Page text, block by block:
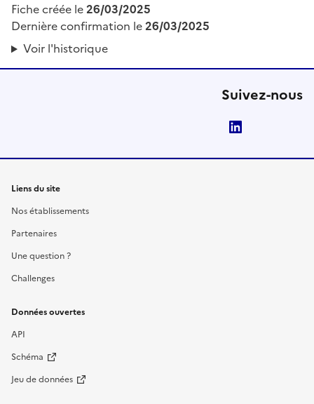
Fiche créée le26/03/2025
Dernière confirmation le26/03/2025
Voir l'historique
Suivez-nous
Liens du site
Nos établissements
Partenaires
Une question ?
Challenges
Données ouvertes
API
Schéma
Jeu de données